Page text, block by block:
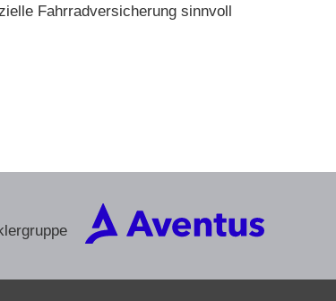
Fahrradversicherung sinnvoll